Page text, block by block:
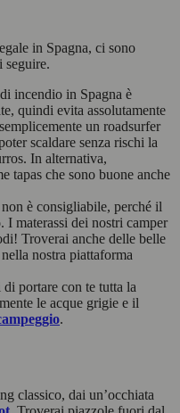
in Spagna, ci sono
seguire.
incendio in Spagna è
quindi evita assolutamente
un roadsurfer
scaldare senza rischi la
In alternativa,
tapas che sono buone anche
è consigliabile, perché il
. I materassi dei nostri camper
Troverai anche delle belle
nostra piattaforma
di portare con te tutta la
le acque grigie e il
.
classico, dai un’occhiata